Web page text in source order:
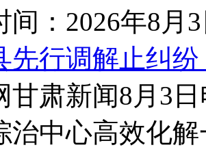
： 2026年8月
先行调解止纠
甘肃新闻8月3
治中心高效化